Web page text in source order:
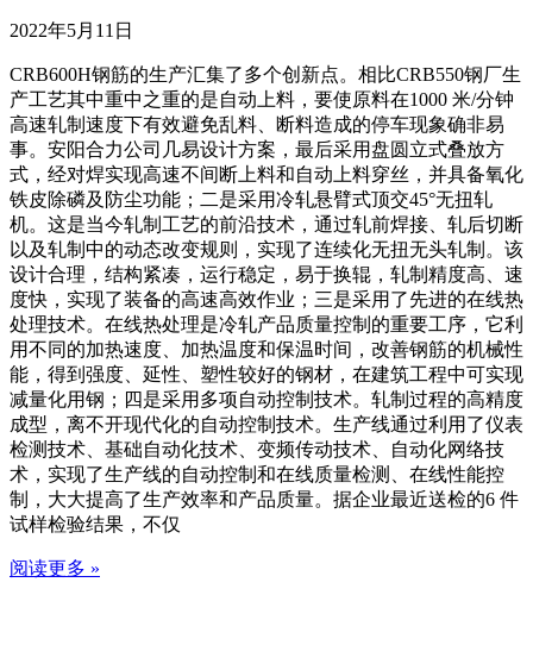
2022年5月11日
CRB600H钢筋的生产汇集了多个创新点。相比CRB550钢厂生
产工艺其中重中之重的是自动上料，要使原料在1000 米/分钟
高速轧制速度下有效避免乱料、断料造成的停车现象确非易
事。安阳合力公司几易设计方案，最后采用盘圆立式叠放方
式，经对焊实现高速不间断上料和自动上料穿丝，并具备氧化
铁皮除磷及防尘功能；二是采用冷轧悬臂式顶交45°无扭轧
机。这是当今轧制工艺的前沿技术，通过轧前焊接、轧后切断
以及轧制中的动态改变规则，实现了连续化无扭无头轧制。该
设计合理，结构紧凑，运行稳定，易于换辊，轧制精度高、速
度快，实现了装备的高速高效作业；三是采用了先进的在线热
处理技术。在线热处理是冷轧产品质量控制的重要工序，它利
用不同的加热速度、加热温度和保温时间，改善钢筋的机械性
能，得到强度、延性、塑性较好的钢材，在建筑工程中可实现
减量化用钢；四是采用多项自动控制技术。轧制过程的高精度
成型，离不开现代化的自动控制技术。生产线通过利用了仪表
检测技术、基础自动化技术、变频传动技术、自动化网络技
术，实现了生产线的自动控制和在线质量检测、在线性能控
制，大大提高了生产效率和产品质量。据企业最近送检的6 件
试样检验结果，不仅
阅读更多 »